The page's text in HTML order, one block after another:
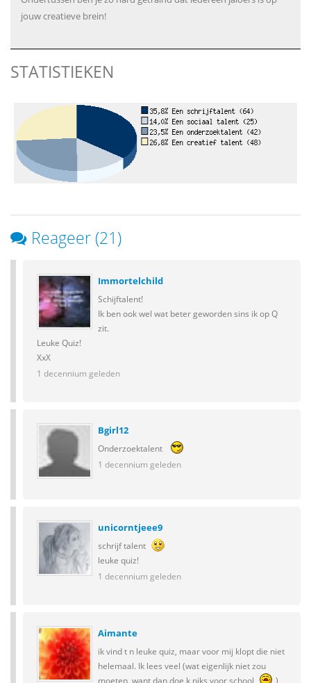
jouw creatieve brein!
STATISTIEKEN
Reageer (21)
Immortelchild
Schijftalent!
Ik ben ook wel wat beter geworden sins ik op Q
zit.
Leuke Quiz!
XxX
1 decennium geleden
Bgirl12
Onderzoektalent
1 decennium geleden
unicorntjeee9
schrijf talent
leuke quiz!
1 decennium geleden
Aimante
ik vind t n leuke quiz, maar voor mij klopt die niet
helemaal. Ik lees veel (wat eigenlijk niet zou
moeten, want dan doe k niks voor school
)